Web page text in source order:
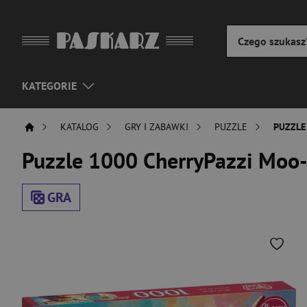
KATEGORIE
KATALOG GRY I ZABAWKI PUZZLE
Puzzle 1000 CherryPazzi
GRA